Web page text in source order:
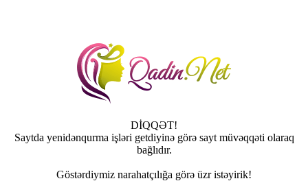
DİQQƏT!
Saytda yenidənqurma işləri getdiyinə görə sayt müvəqqəti olaraq
bağlıdır.
Göstərdiymiz narahatçılığa görə üzr istəyirik!